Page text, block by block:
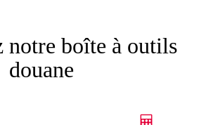
notre boîte à outils
douane